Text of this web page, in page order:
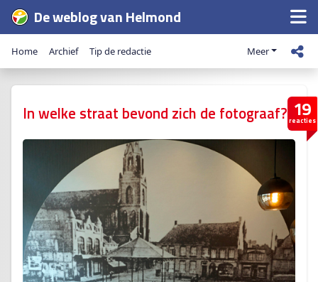
De weblog van Helmond
Home Archief Tip de redactie Meer
19
reacties
In welke straat bevond zich de fotograaf?